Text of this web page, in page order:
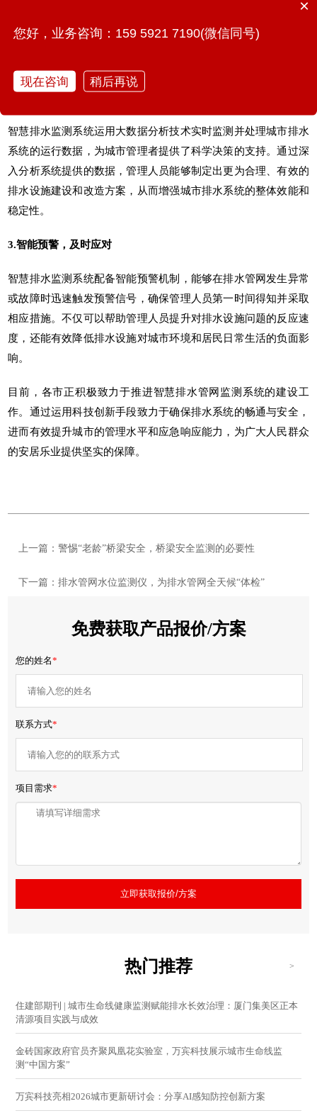
智慧排水监测系统能够实现对城市排水系统各项数据的图形化展
理人员可以更加高效地进行监测与调度工作，确保城市排水设施
智慧排水监测系统运用大数据分析技术实时监测并处理城市排水
系统的运行数据，为城市管理者提供了科学决策的支持。通过深
入分析系统提供的数据，管理人员能够制定出更为合理、有效的
排水设施建设和改造方案，从而增强城市排水系统的整体效能和
稳定性。
3.智能预警，及时应对
智慧排水监测系统配备智能预警机制，能够在排水管网发生异常
或故障时迅速触发预警信号，确保管理人员第一时间得知并采取
相应措施。不仅可以帮助管理人员提升对排水设施问题的反应速
度，还能有效降低排水设施对城市环境和居民日常生活的负面影
响。
目前，各市正积极致力于推进智慧排水管网监测系统的建设工
作。通过运用科技创新手段致力于确保排水系统的畅通与安全，
进而有效提升城市的管理水平和应急响应能力，为广大人民群众
的安居乐业提供坚实的保障。
上一篇：警惕“老龄”桥梁安全，桥梁安全监测的必要性
下一篇：排水管网水位监测仪，为排水管网全天候“体检”
免费获取产品报价/方案
您的姓名*
联系方式*
项目需求*
立即获取报价/方案
热门推荐 >
住建部期刊 | 城市生命线健康监测赋能排水长效治理：厦门集美区正本
清源项目实践与成效
金砖国家政府官员齐聚凤凰花实验室，万宾科技展示城市生命线监
测“中国方案”
万宾科技亮相2026城市更新研讨会：分享AI感知防控创新方案
×
您好，业务咨询：159 5921 7190(微信同号)
现在咨询 稍后再说